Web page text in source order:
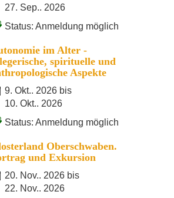
27. Sep.. 2026
Status: Anmeldung möglich
im Alter -
spirituelle und
Aspekte
9. Okt.. 2026 bis
10. Okt.. 2026
Status: Anmeldung möglich
Oberschwaben.
und Exkursion
20. Nov.. 2026 bis
22. Nov.. 2026